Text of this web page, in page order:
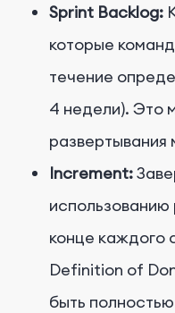
Sprint Backlog:
которые
течение
4 недели). Это
развертывания
Increment:
использованию
конце каждого
Definition of
быть